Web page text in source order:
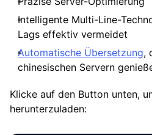
Intelligente Multi-Line-
Lags effektiv vermeidet
Automatische Übersetzung,
chinesischen Servern
Klicke auf den Button unten,
herunterzuladen: